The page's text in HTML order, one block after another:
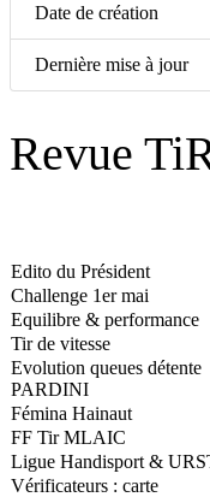
Date de création
Dernière mise à jour
Revue
Edito du Président
Challenge 1er mai
Equilibre & performance
Tir de vitesse
Evolution queues détente
PARDINI
Fémina Hainaut
FF Tir MLAIC
Ligue Handisport &
Vérificateurs : carte